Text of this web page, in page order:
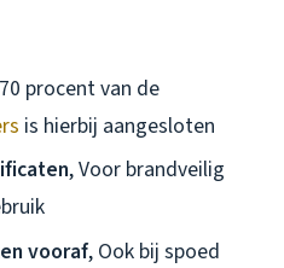
procent van de
is hierbij aangesloten
, Voor brandveilig
vooraf, Ook bij spoed